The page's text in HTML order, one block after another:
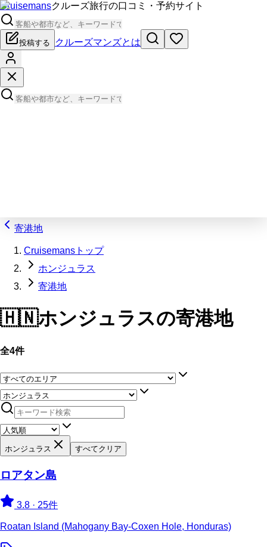
Cruisemansクルーズ旅行の口コミ・予約サイト
投稿する クルーズマンズとは
寄港地
Cruisemansトップ
ホンジュラス
寄港地
🇭🇳ホンジュラスの寄港地
全4件
ホンジュラス すべてクリア
ロアタン島
3.8 · 25件
Roatan Island (Mahogany Bay-Coxen Hole, Honduras)